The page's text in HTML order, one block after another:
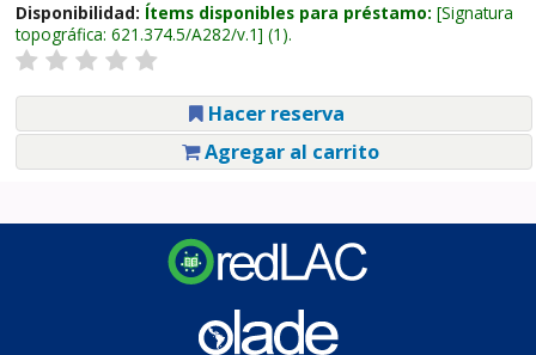
Disponibilidad: Ítems disponibles para préstamo: Signatura
topográfica: 621.374.5/A282/v.1 (1).
Hacer reserva
Agregar al carrito